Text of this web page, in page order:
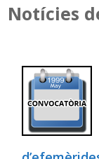
Notícies